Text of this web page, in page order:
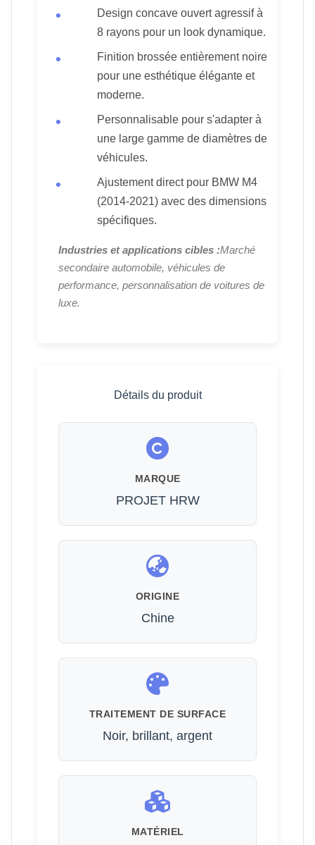
Design concave ouvert agressif à
8 rayons pour un look dynamique.
Finition brossée entièrement noire
pour une esthétique élégante et
moderne.
Personnalisable pour s'adapter à
une large gamme de diamètres de
véhicules.
Ajustement direct pour BMW M4
(2014-2021) avec des dimensions
spécifiques.
Industries et applications cibles :Marché
secondaire automobile, véhicules de
performance, personnalisation de voitures de
luxe.
Détails du produit
MARQUE
PROJET HRW
ORIGINE
Chine
TRAITEMENT DE SURFACE
Noir, brillant, argent
MATÉRIEL